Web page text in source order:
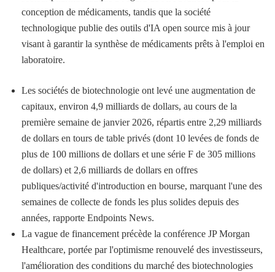
conception de médicaments, tandis que la société
technologique publie des outils d'IA open source mis à jour
visant à garantir la synthèse de médicaments prêts à l'emploi en
laboratoire.
Les sociétés de biotechnologie ont levé une augmentation de
capitaux, environ 4,9 milliards de dollars, au cours de la
première semaine de janvier 2026, répartis entre 2,29 milliards
de dollars en tours de table privés (dont 10 levées de fonds de
plus de 100 millions de dollars et une série F de 305 millions
de dollars) et 2,6 milliards de dollars en offres
publiques/activité d'introduction en bourse, marquant l'une des
semaines de collecte de fonds les plus solides depuis des
années, rapporte Endpoints News.
La vague de financement précède la conférence JP Morgan
Healthcare, portée par l'optimisme renouvelé des investisseurs,
l'amélioration des conditions du marché des biotechnologies